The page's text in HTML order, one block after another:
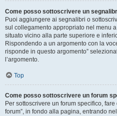
Come posso sottoscrivere un
Puoi aggiungere ai segnalibri o
sul collegamento appropriato nel menu
situato vicino alla parte superiore e
Rispondendo a un argomento con la
risponde in questo argomento”
l’argomento.
Top
Come posso sottoscrivere un forum
Per sottoscrivere un forum specifico,
forum”, in fondo alla pagina, entrando